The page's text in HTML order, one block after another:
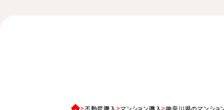
不動産購入 マンション購入 神奈川県のマンショ